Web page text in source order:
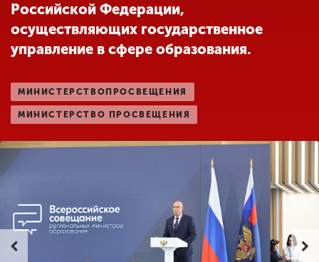
Студенческая жизнь
Сведения об
организации
ENG SPN CHI
Приемная
комиссия
Российской Федерации,
осуществляющих государственное
управление в сфере образования.
МИНИСТЕРСТВОПРОСВЕЩЕНИЯ
МИНИСТЕРСТВО ПРОСВЕЩЕНИЯ